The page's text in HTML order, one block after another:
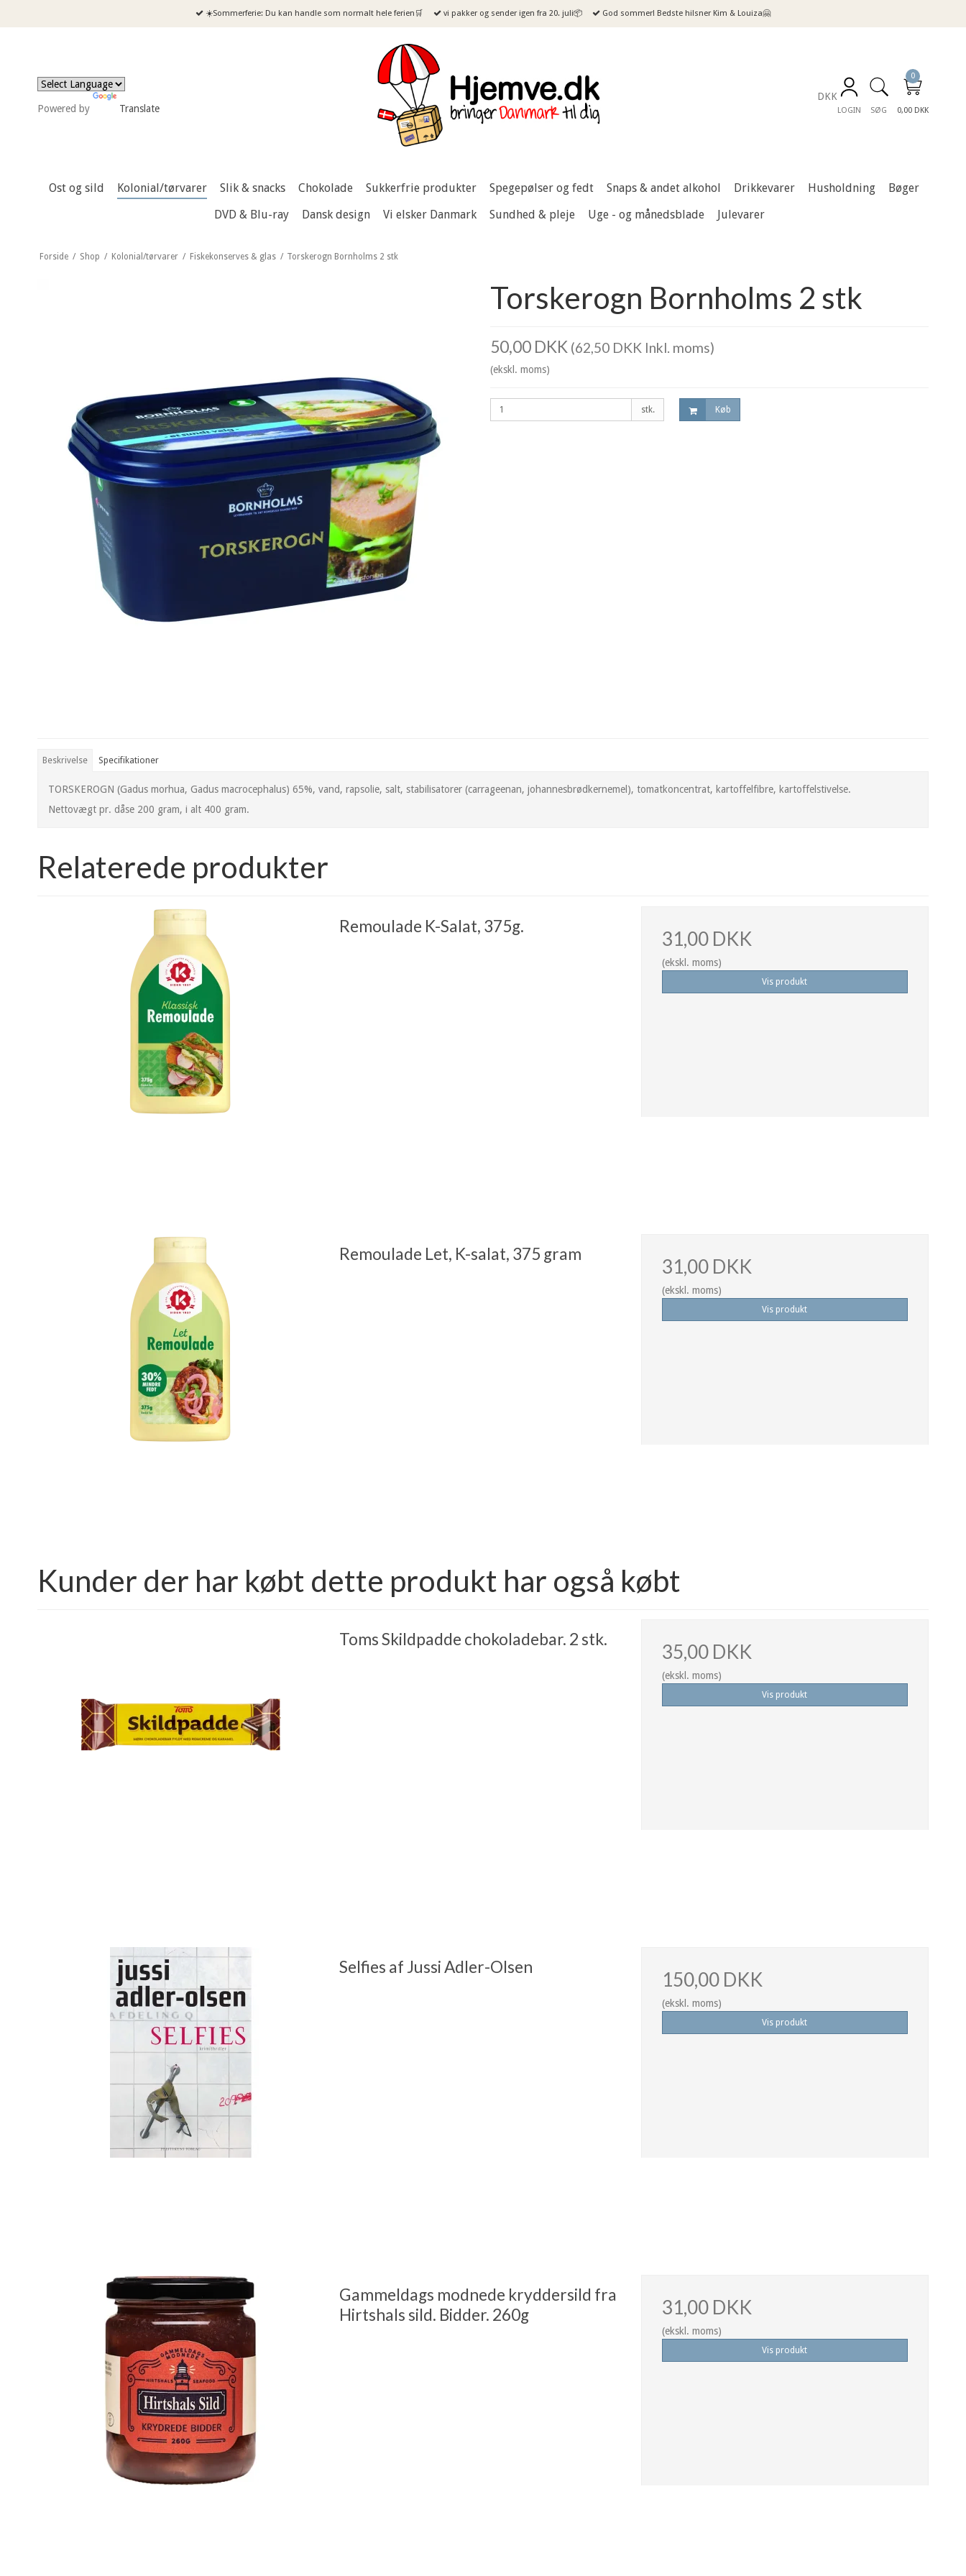
☀️Sommerferie: Du kan handle som normalt hele ferien🛒 vi pakker og sender igen fra 20. juli📦 God sommer! Bedste hilsner Kim & Louiza🤗
Powered by Translate
DKK
LOGIN SØG
0
0,00 DKK
Ost og sild Kolonial/tørvarer Slik & snacks Chokolade Sukkerfrie produkter Spegepølser og fedt Snaps & andet alkohol Drikkevarer Husholdning
Bøger
DVD & Blu-ray
Dansk design Vi elsker Danmark Sundhed & pleje Uge - og månedsblade Julevarer
Forside / Shop / Kolonial/tørvarer / Fiskekonserves & glas / Torskerogn Bornholms 2 stk
Torskerogn Bornholms 2 stk
50,00 DKK (62,50 DKK Inkl. moms)
(ekskl. moms)
stk. Køb
Beskrivelse Specifikationer
TORSKEROGN (Gadus morhua, Gadus macrocephalus) 65%, vand, rapsolie, salt, stabilisatorer (carrageenan, johannesbrødkernemel), tomatkoncentrat, kartoffelfibre, kartoffelstivelse.
Nettovægt pr. dåse 200 gram, i alt 400 gram.
Relaterede produkter
Remoulade K-Salat, 375g.
31,00 DKK
(ekskl. moms)
Vis produkt
Remoulade Let, K-salat, 375 gram
31,00 DKK
(ekskl. moms)
Vis produkt
Kunder der har købt dette produkt har også købt
Toms Skildpadde chokoladebar. 2 stk.
35,00 DKK
(ekskl. moms)
Vis produkt
Selfies af Jussi Adler-Olsen
150,00 DKK
(ekskl. moms)
Vis produkt
Gammeldags modnede kryddersild fra
Hirtshals sild. Bidder. 260g
31,00 DKK
(ekskl. moms)
Vis produkt